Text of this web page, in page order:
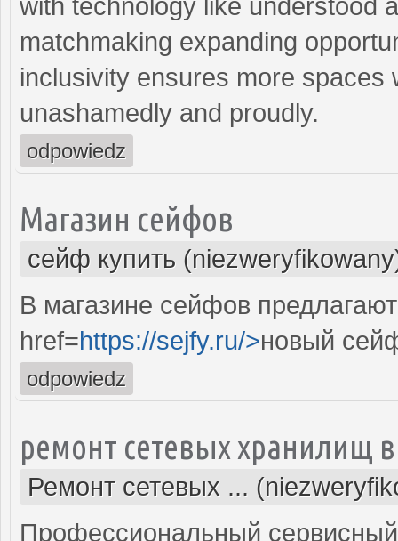
with technology like understood
matchmaking expanding
inclusivity ensures more
unashamedly and proudly.
odpowiedz
Магазин сейфов
сейф купить
В магазине сейфов
href=https://sejfy.ru/>новый
odpowiedz
ремонт сетевых хранилищ
Ремонт сетевых ...
Профессиональный